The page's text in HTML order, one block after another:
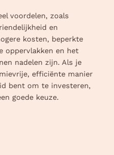
voordelen, zoals
en
kosten, beperkte
oppervlakken en het
nadelen zijn. Als je
efficiënte manier
bent om te investeren,
goede keuze.